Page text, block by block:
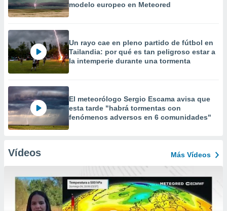
modelo europeo en Meteored
Un rayo cae en pleno partido de fútbol en
Tailandia: por qué es tan peligroso estar a
la intemperie durante una tormenta
El meteorólogo Sergio Escama avisa que
esta tarde "habrá tormentas con
fenómenos adversos en 6 comunidades"
Vídeos Más Vídeos